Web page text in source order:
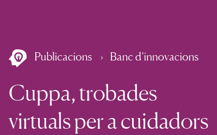
Publicacions Banc d’innovacions
Cuppa, trobades
virtuals per a cuidadors